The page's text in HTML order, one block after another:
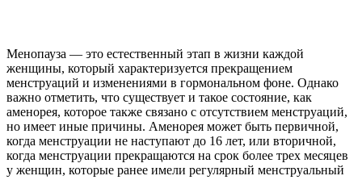
Менопауза — это естественный этап в жизни каждой
женщины, который характеризуется прекращением
менструаций и изменениями в гормональном фоне. Однако
важно отметить, что существует и такое состояние, как
аменорея, которое также связано с отсутствием менструаций,
но имеет иные причины. Аменорея может быть первичной,
когда менструации не наступают до 16 лет, или вторичной,
когда менструации прекращаются на срок более трех месяцев
у женщин, которые ранее имели регулярный менструальный